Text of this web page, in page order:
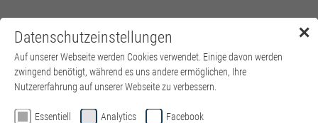
Menü
✕
Datenschutzeinstellungen
Auf unserer Webseite werden Cookies verwendet. Einige davon werden
zwingend benötigt, während es uns andere ermöglichen, Ihre
Nutzererfahrung auf unserer Webseite zu verbessern.
Essentiell Analytics Facebook